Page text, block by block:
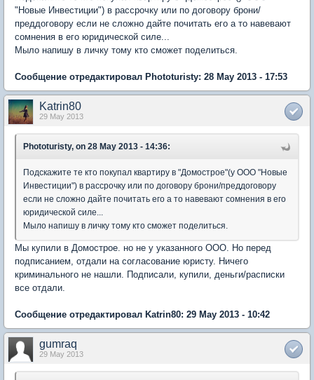
"Новые Инвестиции") в рассрочку или по договору брони/
преддоговору если не сложно дайте почитать его а то навевают
сомнения в его юридической силе...
Мыло напишу в личку тому кто сможет поделиться.
Сообщение отредактировал Phototuristy: 28 May 2013 - 17:53
Katrin80
29 May 2013
Phototuristy, on 28 May 2013 - 14:36:
Подскажите те кто покупал квартиру в "Домострое"(у ООО "Новые
Инвестиции") в рассрочку или по договору брони/преддоговору
если не сложно дайте почитать его а то навевают сомнения в его
юридической силе...
Мыло напишу в личку тому кто сможет поделиться.
Мы купили в Домострое. но не у указанного ООО. Но перед
подписанием, отдали на согласование юристу. Ничего
криминального не нашли. Подписали, купили, деньги/расписки
все отдали.
Сообщение отредактировал Katrin80: 29 May 2013 - 10:42
gumraq
29 May 2013